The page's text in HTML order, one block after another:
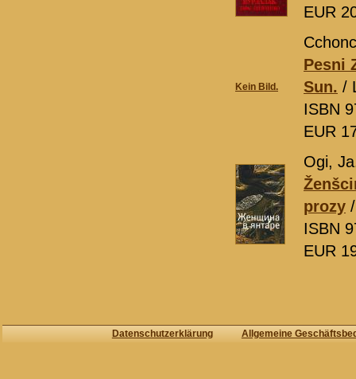
EUR
Kein Bild.
Pesni
Sun. /
ISBN
EUR
Ogi,
prozy
ISBN
EUR
Datenschutzerklärung Allgemeine